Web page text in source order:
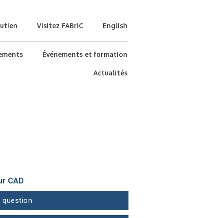
Visitez FABrIC English
Événements et formation
Actualités
CAD
question